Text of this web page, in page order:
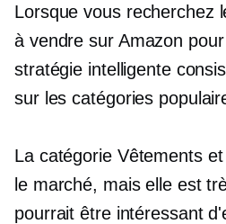
Lorsque vous recherchez
à vendre sur Amazon
stratégie intelligente
sur les catégories
La catégorie Vêtements
le marché, mais elle est
pourrait être intéressant